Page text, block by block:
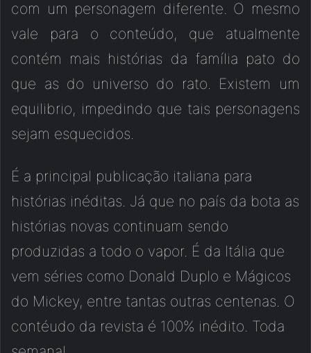
com um personagem diferente. O mesmo
vale para o conteúdo, que atualmente
contém mais histórias da família pato do
que as do universo do rato. Existem um
equilibrio, impedindo que tais personagens
sejam esquecidos.
É a principal publicação italiana para
histórias inéditas. Já que no país da bota as
histórias novas continuam sendo
produzidas a todo o vapor. É da Itália que
vem séries como Donald Duplo e Mágicos
do Mickey, entre tantas outras centenas. O
contéudo da revista é 100% inédito. Toda